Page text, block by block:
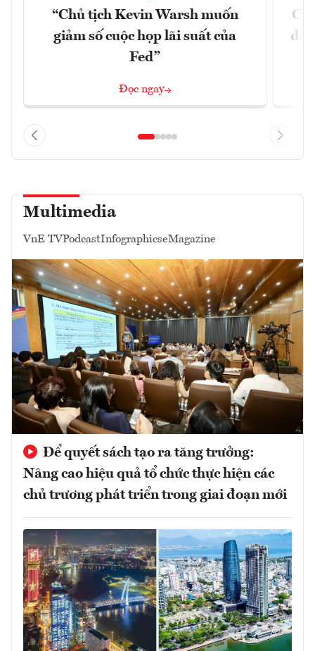
“Chủ tịch Kevin Warsh muốn
giảm số cuộc họp lãi suất của
Fed”
Đọc ngay
đã
Multimedia
VnE TVPodcastInfographicseMagazine
Để quyết sách tạo ra tăng trưởng:
Nâng cao hiệu quả tổ chức thực hiện các
chủ trương phát triển trong giai đoạn mới